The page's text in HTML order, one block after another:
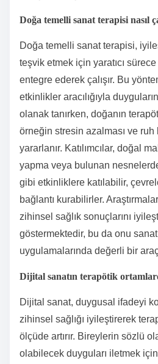
Doğa temelli sanat terapisi nasıl
Doğa temelli sanat terapisi,
teşvik etmek için yaratıcı
entegre ederek çalışır. Bu
etkinlikler aracılığıyla
olanak tanırken, doğanın
örneğin stresin azalması ve
yararlanır. Katılımcılar, doğal
yapma veya bulunan
gibi etkinliklere katılabilir,
bağlantı kurabilirler.
zihinsel sağlık sonuçlarını
göstermektedir, bu da onu
uygulamalarında değerli bir
Dijital sanatın terapötik
Dijital sanat, duygusal ifadeyi
zihinsel sağlığı iyileştirerek
ölçüde artırır. Bireylerin sözlü
olabilecek duyguları iletmek